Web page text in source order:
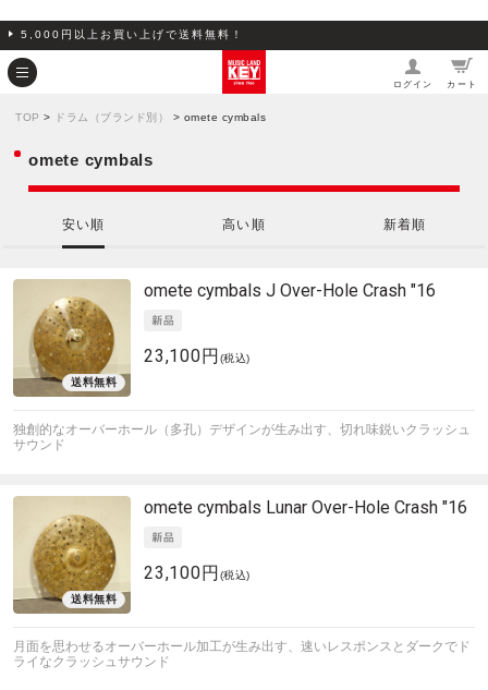
5,000円以上お買い上げで送料無料！
ログイン カート
TOP > ドラム（ブランド別） > omete cymbals
omete cymbals
安い順 高い順 新着順
omete cymbals J Over-Hole Crash "16
23,100円 (税込)
独創的なオーバーホール（多孔）デザインが生み出す、切れ味鋭いクラッシュ
サウンド
omete cymbals Lunar Over-Hole Crash "16
23,100円 (税込)
月面を思わせるオーバーホール加工が生み出す、速いレスポンスとダークでド
ライなクラッシュサウンド